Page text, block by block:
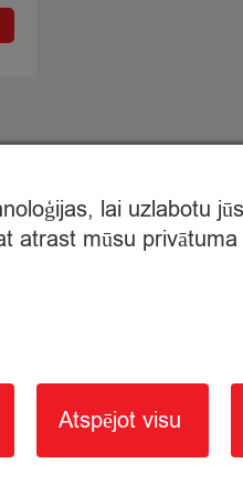
lai uzlabotu
atrast mūsu privātuma
Atspējot visu